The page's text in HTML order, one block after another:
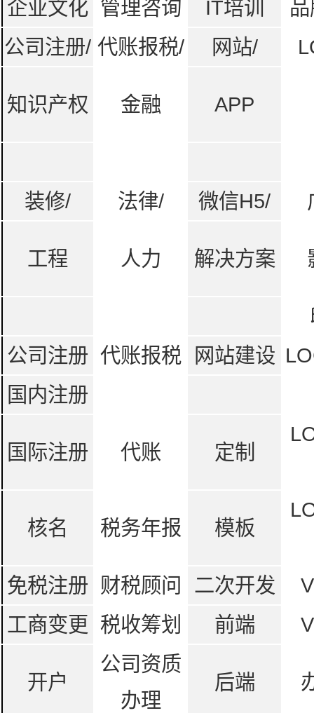
企业文化 管理咨询 IT培训
公司注册/ 代账报税/ 网站/
知识产权 金融 APP
装修/ 法律/ 微信H5/
工程 人力 解决方案
公司注册 代账报税 网站建设
国内注册
国际注册 代账 定制
核名 税务年报 模板
免税注册 财税顾问 二次开发
工商变更
税收筹划 前端
开户
公司资质
办理
后端